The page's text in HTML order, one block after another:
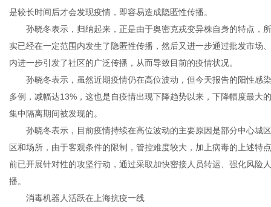
是较长时间后才会发现疫情，即容易造成隐匿性传播。
孙晓冬表示，归纳起来，正是由于奥密克戎变异株自身的特点，
实已经在一定范围内发生了隐匿性传播，然后又进一步通过批发市场
内进一步引发了社区的广泛传播，从而导致目前的疫情状况。
孙晓冬表示，虽然近期疫情仍在高位波动，但今天报告的阳性感
多例，减幅达13%，这也是自疫情出现下降趋势以来，下降幅度最大
集中隔离期间被发现的。
孙晓冬表示，目前疫情持续在高位波动的主要原因是部分中心城
区和场所，由于客观条件的限制，管控难度较大，加上病毒的上述特
前已开展针对性的攻坚行动，通过采取加快密接人员转运、强化风险
播。
消毒机器人活跃在上海抗疫一线